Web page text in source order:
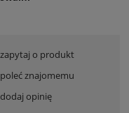
zapytaj o produkt
poleć znajomemu
dodaj opinię